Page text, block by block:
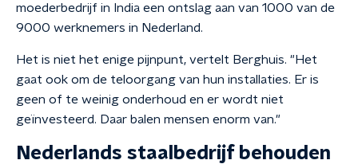
moederbedrijf in India een ontslag aan van 1000 van de
9000 werknemers in Nederland.
Het is niet het enige pijnpunt, vertelt Berghuis. "Het
gaat ook om de teloorgang van hun installaties. Er is
geen of te weinig onderhoud en er wordt niet
geïnvesteerd. Daar balen mensen enorm van."
Nederlands staalbedrijf behouden